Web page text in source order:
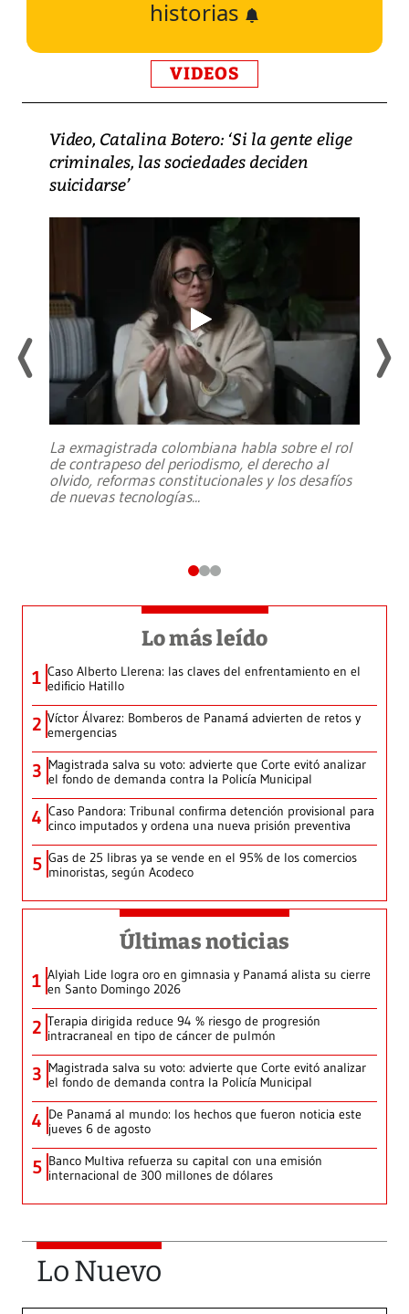
historias
VIDEOS
Video, Catalina Botero: ‘Si la gente elige
criminales, las sociedades deciden
suicidarse’
La exmagistrada colombiana habla sobre el rol
de contrapeso del periodismo, el derecho al
olvido, reformas constitucionales y los desafíos
de nuevas tecnologías...
Lo más leído
1 Caso Alberto Llerena: las claves del enfrentamiento en el
edificio Hatillo
2 Víctor Álvarez: Bomberos de Panamá advierten de retos y
emergencias
3 Magistrada salva su voto: advierte que Corte evitó analizar
el fondo de demanda contra la Policía Municipal
4 Caso Pandora: Tribunal confirma detención provisional para
cinco imputados y ordena una nueva prisión preventiva
5 Gas de 25 libras ya se vende en el 95% de los comercios
minoristas, según Acodeco
Últimas noticias
1 Alyiah Lide logra oro en gimnasia y Panamá alista su cierre
en Santo Domingo 2026
2 Terapia dirigida reduce 94 % riesgo de progresión
intracraneal en tipo de cáncer de pulmón
3 Magistrada salva su voto: advierte que Corte evitó analizar
el fondo de demanda contra la Policía Municipal
4 De Panamá al mundo: los hechos que fueron noticia este
jueves 6 de agosto
5 Banco Multiva refuerza su capital con una emisión
internacional de 300 millones de dólares
Lo Nuevo